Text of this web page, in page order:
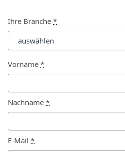
Ihre Branche *
Vorname *
Nachname *
E-Mail *